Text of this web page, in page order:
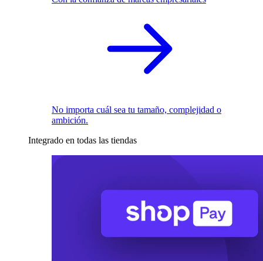
No importa cuál sea tu tamaño, complejidad o
ambición.
Integrado en todas las tiendas